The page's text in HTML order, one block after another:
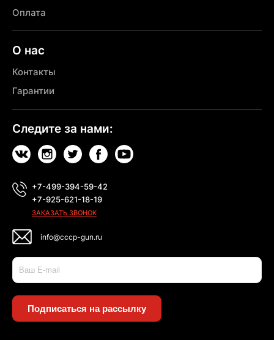
Оплата
О нас
Контакты
Гарантии
Следите за нами:
+7-499-394-59-42
+7-925-621-18-19
ЗАКАЗАТЬ ЗВОНОК
info@cccp-gun.ru
Подписаться на рассылку